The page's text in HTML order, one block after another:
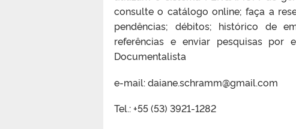
consulte o catálogo online; faça a
pendências; débitos; histórico de
referências e enviar pesquisas por
Documentalista
e-mail: daiane.schramm@gmail.com
Tel.: +55 (53) 3921-1282